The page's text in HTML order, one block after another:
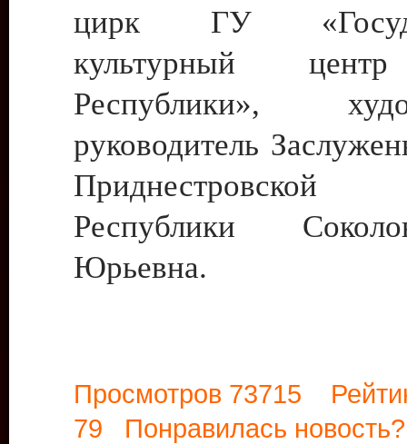
цирк ГУ
культурный
Республики»,
руководитель
Приднестровской
Республики
Юрьевна.
Просмотров 73715
79 Понравилась